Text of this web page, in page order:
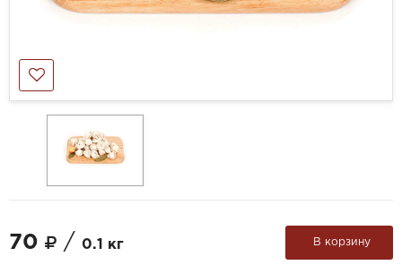
70 / 0.1 кг В корзину